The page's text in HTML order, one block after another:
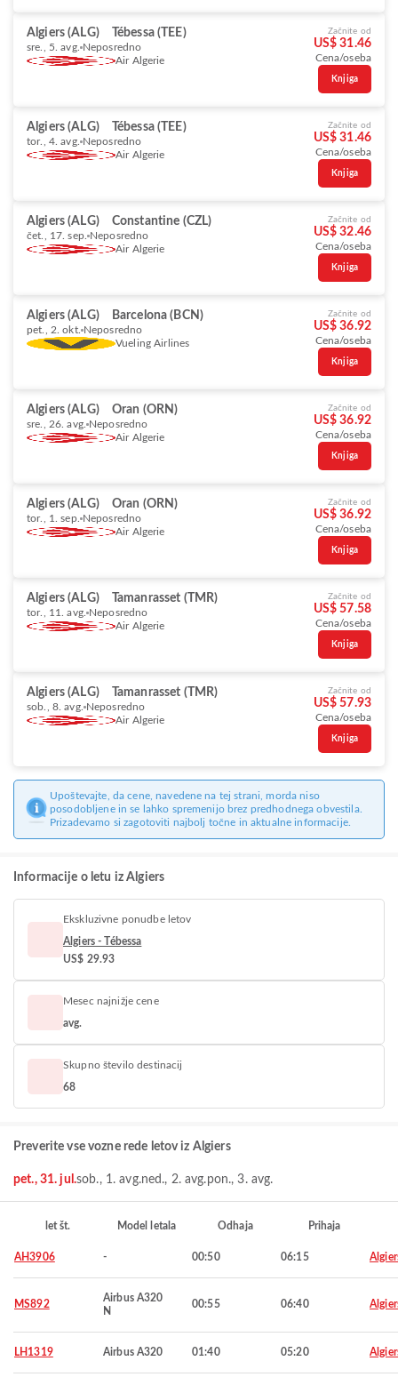
Algiers (ALG) Tébessa (TEE)
sre., 5. avg. Neposredno
Air Algerie
Začnite od
US$ 31.46
Cena/oseba
Knjiga
Algiers (ALG) Tébessa (TEE)
tor., 4. avg. Neposredno
Air Algerie
Začnite od
US$ 31.46
Cena/oseba
Knjiga
Algiers (ALG) Constantine (CZL)
čet., 17. sep. Neposredno
Air Algerie
Začnite od
US$ 32.46
Cena/oseba
Knjiga
Algiers (ALG) Barcelona (BCN)
pet., 2. okt. Neposredno
Vueling Airlines
Začnite od
US$ 36.92
Cena/oseba
Knjiga
Algiers (ALG) Oran (ORN)
sre., 26. avg. Neposredno
Air Algerie
Začnite od
US$ 36.92
Cena/oseba
Knjiga
Algiers (ALG) Oran (ORN)
tor., 1. sep. Neposredno
Air Algerie
Začnite od
US$ 36.92
Cena/oseba
Knjiga
Algiers (ALG) Tamanrasset (TMR)
tor., 11. avg. Neposredno
Air Algerie
Začnite od
US$ 57.58
Cena/oseba
Knjiga
Algiers (ALG) Tamanrasset (TMR)
sob., 8. avg. Neposredno
Air Algerie
Začnite od
US$ 57.93
Cena/oseba
Knjiga
Upoštevajte, da cene, navedene na tej strani, morda niso
posodobljene in se lahko spremenijo brez predhodnega obvestila.
Prizadevamo si zagotoviti najbolj točne in aktualne informacije.
Informacije o letu iz Algiers
Ekskluzivne ponudbe letov
Algiers - Tébessa
US$ 29.93
Mesec najnižje cene
avg.
Skupno število destinacij
68
Preverite vse vozne rede letov iz Algiers
pet., 31. jul.sob., 1. avg.ned., 2. avg.pon., 3. avg.
let št. Model letala Odhaja Prihaja
AH3906 - 00:50 06:15
MS892
Airbus A320
N
00:55 06:40
LH1319 Airbus A320 01:40 05:20